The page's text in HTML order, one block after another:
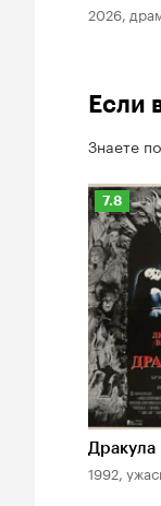
2026,
Если
Знаете
Рейтинг
7.8
7.8
Дракула
1992,